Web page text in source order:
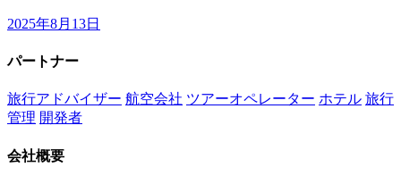
2025年8月13日
パートナー
旅行アドバイザー 航空会社 ツアーオペレーター ホテル 旅行
管理 開発者
会社概要